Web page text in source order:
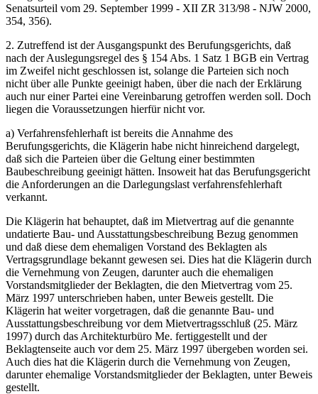
Senatsurteil vom 29. September 1999 - XII ZR 313/98 - NJW 2000,
354, 356).
2. Zutreffend ist der Ausgangspunkt des Berufungsgerichts, daß
nach der Auslegungsregel des § 154 Abs. 1 Satz 1 BGB ein Vertrag
im Zweifel nicht geschlossen ist, solange die Parteien sich noch
nicht über alle Punkte geeinigt haben, über die nach der Erklärung
auch nur einer Partei eine Vereinbarung getroffen werden soll. Doch
liegen die Voraussetzungen hierfür nicht vor.
a) Verfahrensfehlerhaft ist bereits die Annahme des
Berufungsgerichts, die Klägerin habe nicht hinreichend dargelegt,
daß sich die Parteien über die Geltung einer bestimmten
Baubeschreibung geeinigt hätten. Insoweit hat das Berufungsgericht
die Anforderungen an die Darlegungslast verfahrensfehlerhaft
verkannt.
Die Klägerin hat behauptet, daß im Mietvertrag auf die genannte
undatierte Bau- und Ausstattungsbeschreibung Bezug genommen
und daß diese dem ehemaligen Vorstand des Beklagten als
Vertragsgrundlage bekannt gewesen sei. Dies hat die Klägerin durch
die Vernehmung von Zeugen, darunter auch die ehemaligen
Vorstandsmitglieder der Beklagten, die den Mietvertrag vom 25.
März 1997 unterschrieben haben, unter Beweis gestellt. Die
Klägerin hat weiter vorgetragen, daß die genannte Bau- und
Ausstattungsbeschreibung vor dem Mietvertragsschluß (25. März
1997) durch das Architekturbüro Me. fertiggestellt und der
Beklagtenseite auch vor dem 25. März 1997 übergeben worden sei.
Auch dies hat die Klägerin durch die Vernehmung von Zeugen,
darunter ehemalige Vorstandsmitglieder der Beklagten, unter Beweis
gestellt.